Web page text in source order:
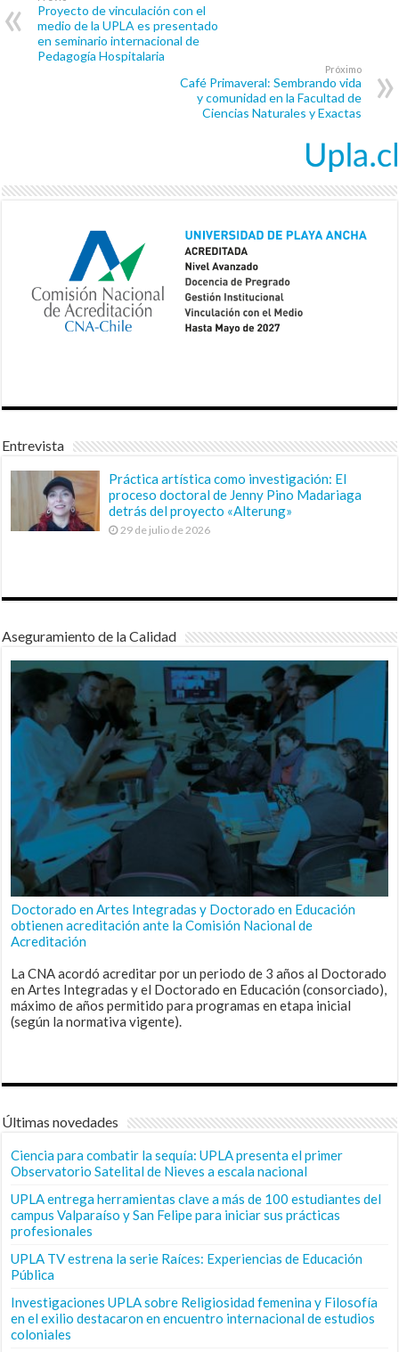
Proyecto de vinculación con el
medio de la UPLA es presentado
en seminario internacional de
Pedagogía Hospitalaria
Próximo
Café Primaveral: Sembrando vida
y comunidad en la Facultad de
Ciencias Naturales y Exactas
Entrevista
Práctica artística como investigación: El
proceso doctoral de Jenny Pino Madariaga
detrás del proyecto «Alterung»
29 de julio de 2026
Aseguramiento de la Calidad
Doctorado en Artes Integradas y Doctorado en Educación
obtienen acreditación ante la Comisión Nacional de
Acreditación
La CNA acordó acreditar por un periodo de 3 años al Doctorado
en Artes Integradas y el Doctorado en Educación (consorciado),
máximo de años permitido para programas en etapa inicial
(según la normativa vigente).
Últimas novedades
Ciencia para combatir la sequía: UPLA presenta el primer
Observatorio Satelital de Nieves a escala nacional
UPLA entrega herramientas clave a más de 100 estudiantes del
campus Valparaíso y San Felipe para iniciar sus prácticas
profesionales
UPLA TV estrena la serie Raíces: Experiencias de Educación
Pública
Investigaciones UPLA sobre Religiosidad femenina y Filosofía
en el exilio destacaron en encuentro internacional de estudios
coloniales